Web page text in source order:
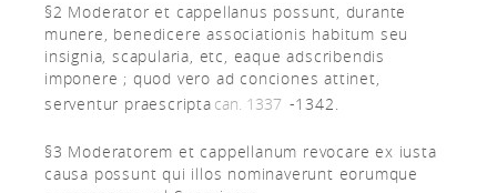
§2 Moderator et cappellanus possunt, durante
munere, benedicere associationis habitum seu
insignia, scapularia, etc, eaque adscribendis
imponere ; quod vero ad conciones attinet,
serventur praescripta can. 1337 -1342.
§3 Moderatorem et cappellanum revocare ex iusta
causa possunt qui illos nominaverunt eorumque